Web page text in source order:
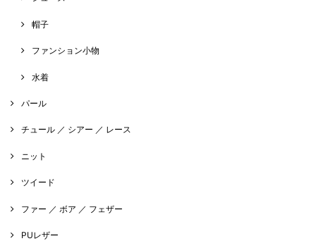
帽子
ファンション小物
水着
パール
チュール ／ シアー ／ レース
ニット
ツイード
ファー ／ ボア ／ フェザー
PUレザー